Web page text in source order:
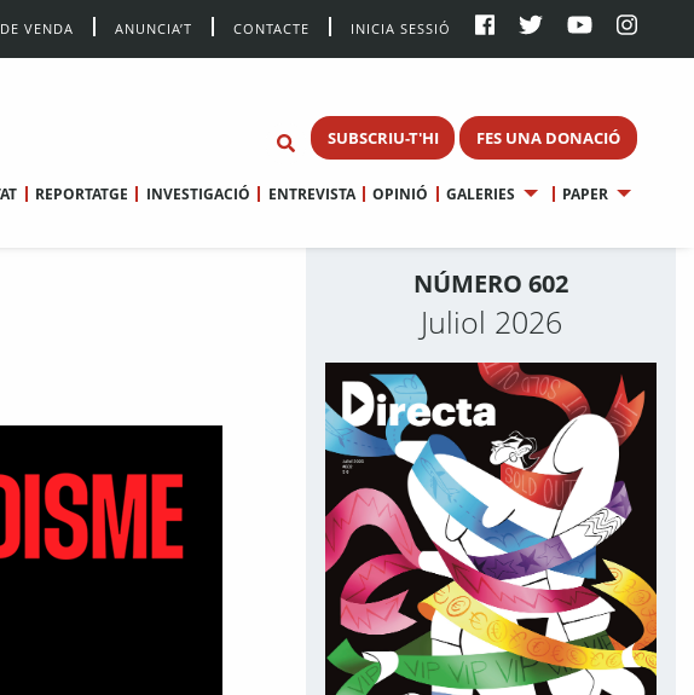
VENDA ANUNCIA’T CONTACTE INICIA SESSIÓ
SUBSCRIU-T'HI FES UNA DONACIÓ
REPORTATGE INVESTIGACIÓ ENTREVISTA OPINIÓ GALERIES PAPER
NÚMERO 602
Juliol 2026